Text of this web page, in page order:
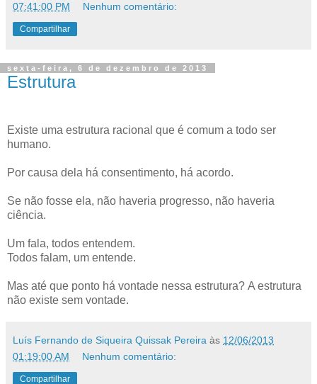
07:41:00 PM
Nenhum comentário:
Compartilhar
sexta-feira, 6 de dezembro de 2013
Estrutura
Existe uma estrutura racional que é comum a todo ser
humano.
Por causa dela há consentimento, há acordo.
Se não fosse ela, não haveria progresso, não haveria
ciência.
Um fala, todos entendem.
Todos falam, um entende.
Mas até que ponto há vontade nessa estrutura? A estrutura
não existe sem vontade.
Luís Fernando de Siqueira Quissak Pereira às 12/06/2013
01:19:00 AM
Nenhum comentário:
Compartilhar